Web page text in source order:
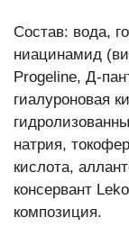
Состав: вода,
ниацинамид
Progeline, Д-
гиалуроновая
натрия,
кислота,
консервант
композиция.